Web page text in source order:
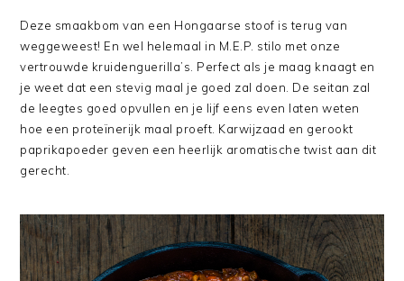
Deze smaakbom van een Hongaarse stoof is terug van
weggeweest! En wel helemaal in M.E.P. stilo met onze
vertrouwde kruidenguerilla’s. Perfect als je maag knaagt en
je weet dat een stevig maal je goed zal doen. De seitan zal
de leegtes goed opvullen en je lijf eens even laten weten
hoe een proteïnerijk maal proeft. Karwijzaad en gerookt
paprikapoeder geven een heerlijk aromatische twist aan dit
gerecht.